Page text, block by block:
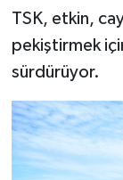
TSK, etkin,
pekiştirmek için
sürdürüyor.